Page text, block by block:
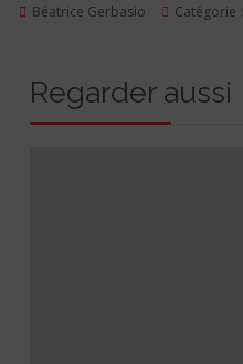
Béatrice Gerbasio Catégorie :
Regarder aussi